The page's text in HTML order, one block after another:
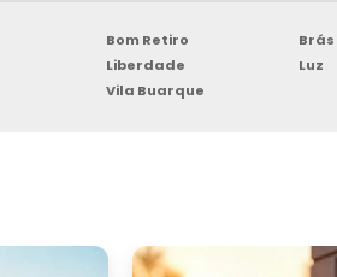
Bom Retiro Brás
Liberdade Luz
Vila Buarque